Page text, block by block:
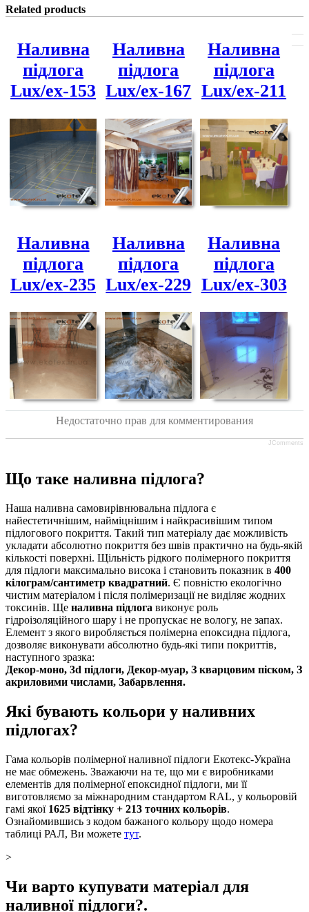
Related products
Наливна
підлога
Lux/ex-153
Наливна
підлога
Lux/ex-167
Наливна
підлога
Lux/ex-211
Наливна
підлога
Lux/ex-235
Наливна
підлога
Lux/ex-229
Наливна
підлога
Lux/ex-303
Недостаточно прав для комментирования
JComments
Що таке наливна підлога?
Наша наливна самовирівнювальна підлога є
найестетичнішим, найміцнішим і найкрасивішим типом
підлогового покриття. Такий тип матеріалу дає можливість
укладати абсолютно покриття без швів практично на будь-якій
кількості поверхні. Щільність рідкого полімерного покриття
для підлоги максимально висока і становить показник в 400
кілограм/сантиметр квадратний. Є повністю екологічно
чистим матеріалом і після полімеризації не виділяє жодних
токсинів. Ще наливна підлога виконує роль
гідроізоляційного шару і не пропускає не вологу, не запах.
Елемент з якого виробляється полімерна епоксидна підлога,
дозволяє виконувати абсолютно будь-які типи покриттів,
наступного зразка:
Декор-моно, 3d підлоги, Декор-муар, З кварцовим піском, З
акриловими числами, Забарвлення.
Які бувають кольори у наливних
підлогах?
Гама кольорів полімерної наливної підлоги Екотекс-Україна
не має обмежень. Зважаючи на те, що ми є виробниками
елементів для полімерної епоксидної підлоги, ми її
виготовляємо за міжнародним стандартом RAL, у кольоровій
гамі якої 1625 відтінку + 213 точних кольорів.
Ознайомившись з кодом бажаного кольору щодо номера
таблиці РАЛ, Ви можете тут.
>
Чи варто купувати матеріал для
наливної підлоги?.